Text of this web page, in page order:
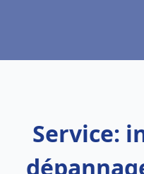
Service: